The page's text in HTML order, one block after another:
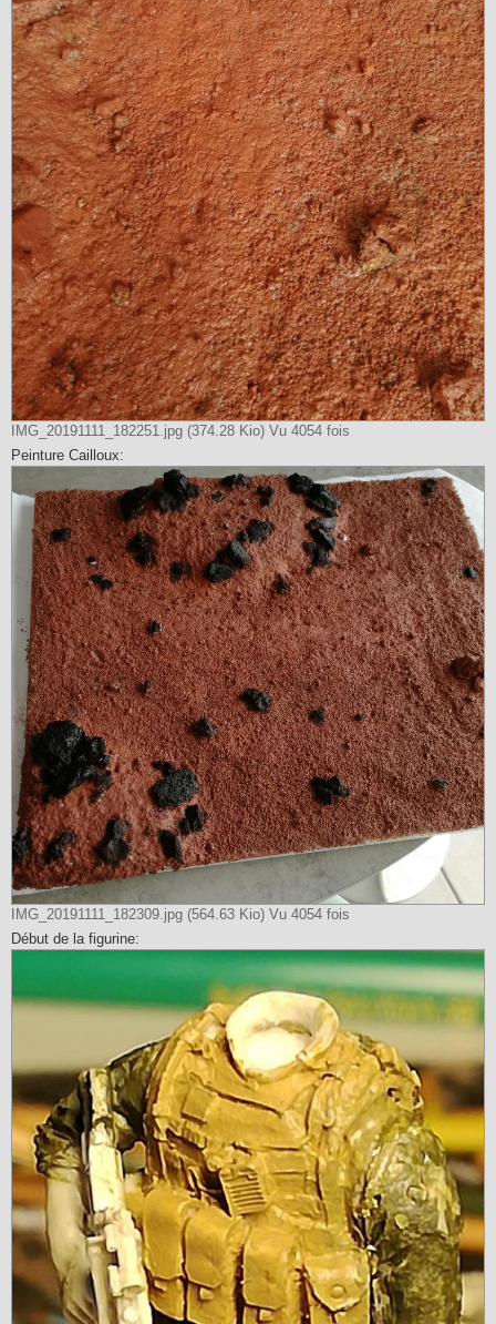
IMG_20191111_182251.jpg (374.28 Kio) Vu 4054 fois
Peinture Cailloux:
IMG_20191111_182309.jpg (564.63 Kio) Vu 4054 fois
Début de la figurine: